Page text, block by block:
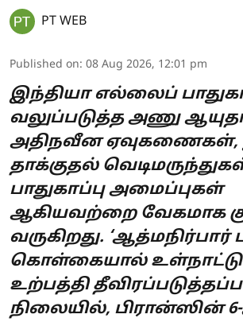
PT WEB
Published on: 08 Aug 2026, 12:01 pm
இந்தியா எல்லைப்
வலுப்படுத்த அணு
அதிநவீன ஏவுகணைகள்,
தாக்குதல்
பாதுகாப்பு அமைப்புகள்
ஆகியவற்றை வேகமாக
வருகிறது. ‘ஆத்மநிர்பார்
கொள்கையால்
உற்பத்தி
நிலையில், பிரான்ஸின்